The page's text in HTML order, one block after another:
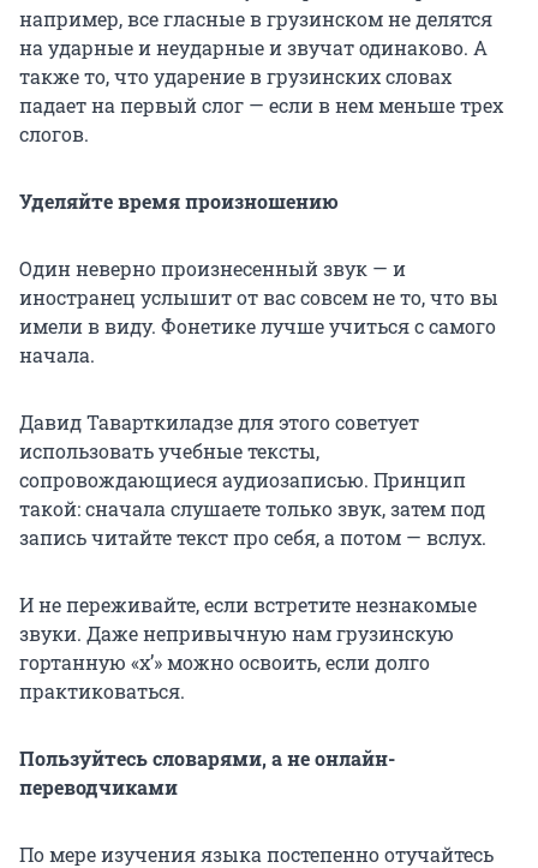
например, все гласные в грузинском не делятся
на ударные и неударные и звучат одинаково. А
также то, что ударение в грузинских словах
падает на первый слог — если в нем меньше трех
слогов.
Уделяйте время произношению
Один неверно произнесенный звук — и
иностранец услышит от вас совсем не то, что вы
имели в виду. Фонетике лучше учиться с самого
начала.
Давид Таварткиладзе для этого советует
использовать учебные тексты,
сопровождающиеся аудиозаписью. Принцип
такой: сначала слушаете только звук, затем под
запись читайте текст про себя, а потом — вслух.
И не переживайте, если встретите незнакомые
звуки. Даже непривычную нам грузинскую
гортанную «х’» можно освоить, если долго
практиковаться.
Пользуйтесь словарями, а не онлайн-
переводчиками
По мере изучения языка постепенно отучайтесь